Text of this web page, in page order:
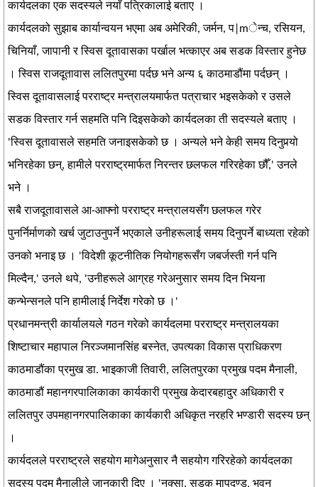
कार्यदलका एक सदस्यले नयाँ पत्रिकालाई बताए ।
कार्यदलको सुझाब कार्यान्वयन भएमा अब अमेरिकी, जर्मन, प|mेन्च, रसियन,
चिनियाँ, जापानी र स्विस दूतावासका पर्खाल भत्काएर अब सडक विस्तार हुनेछ
। स्विस राजदूतावास ललितपुरमा पर्दछ भने अन्य ६ काठमाडौंमा पर्दछन् ।
स्विस दूतावासलाई परराष्ट्र मन्त्रालयमार्फत पत्राचार भइसकेको र उसले
सडक विस्तार गर्न सहमति पनि दिइसकेको कार्यदलका ती सदस्यले बताए ।
'स्विस दूतावासले सहमति जनाइसकेको छ । अन्यले भने केही समय दिनुपर्‍यो
भनिरहेका छन्, हामीले परराष्ट्रमार्फत निरन्तर छलफल गरिरहेका छौँ,' उनले
भने ।
सबै राजदूतावासले आ-आफ्नो परराष्ट्र मन्त्रालयसँग छलफल गरेर
पुनर्निर्माणको खर्च जुटाउनुपर्ने भएकाले उनीहरूलाई समय दिनुपर्ने बाध्यता रहेको
उनको भनाइ छ । 'विदेशी कूटनीतिक नियोगहरूसँग जबर्जस्ती गर्न पनि
मिल्दैन,' उनले थपे, 'उनीहरूले आग्रह गरेअनुसार समय दिन भियना
कन्भेन्सनले पनि हामीलाई निर्देश गरेको छ ।'
प्रधानमन्त्री कार्यालयले गठन गरेको कार्यदलमा परराष्ट्र मन्त्रालयका
शिष्टाचार महापाल निरञ्जमानसिंह बस्नेत, उपत्यका विकास प्राधिकरण
काठमाडौंका प्रमुख डा. भाइकाजी तिवारी, ललितपुरका प्रमुख पदम मैनाली,
काठमाडौं महानगरपालिकाका कार्यकारी प्रमुख केदारबहादुर अधिकारी र
ललितपुर उपमहानगरपालिकाका कार्यकारी अधिकृत नरहरि भण्डारी सदस्य छन्
।
कार्यदलले परराष्ट्रले सहयोग मागेअनुसार नै सहयोग गरिरहेको कार्यदलका
सदस्य पदम मैनालीले जानकारी दिए । 'नक्सा, सडक मापदण्ड, भवन